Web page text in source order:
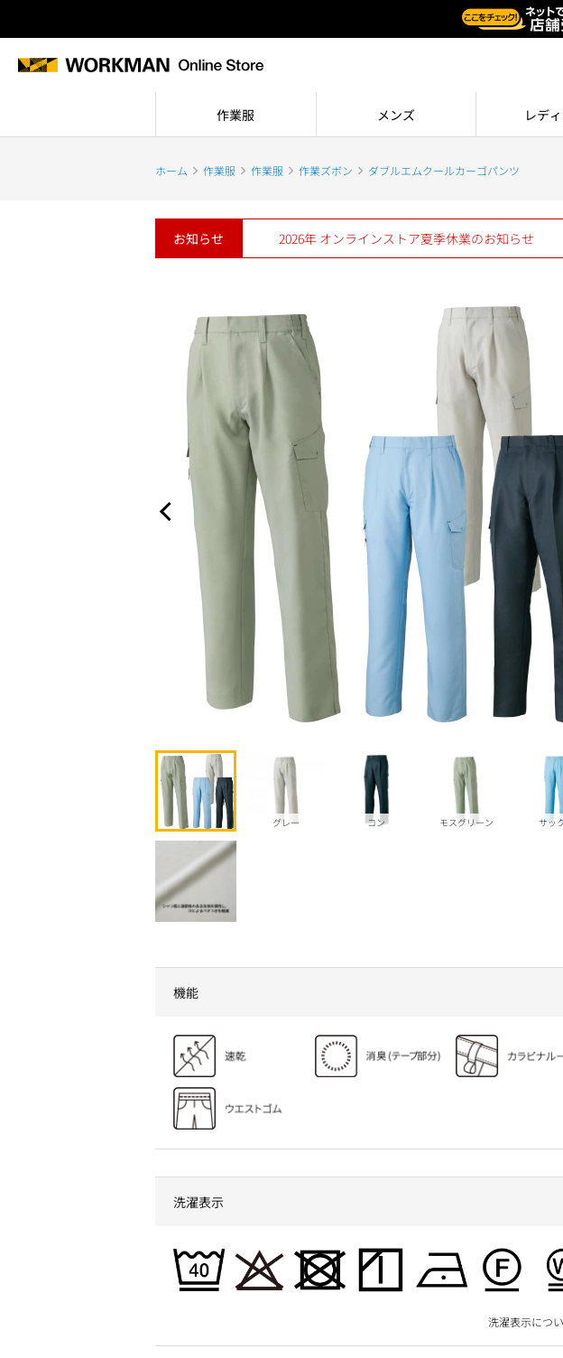
作業服 メンズ レデ
ホーム 作業服 作業服 作業ズボン ダブルエムクールカーゴパンツ
お知らせ 2026年 オンラインストア夏季休業のお知らせ
グレー コン モスグリーン サッ
機能
洗濯表示
洗濯表示につ